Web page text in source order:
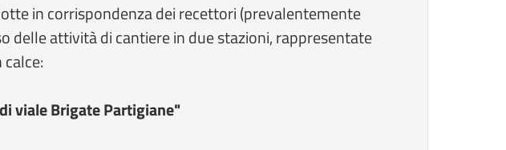
in corrispondenza dei recettori (prevalentemente
delle attività di cantiere in due stazioni, rappresentate
viale Brigate Partigiane"